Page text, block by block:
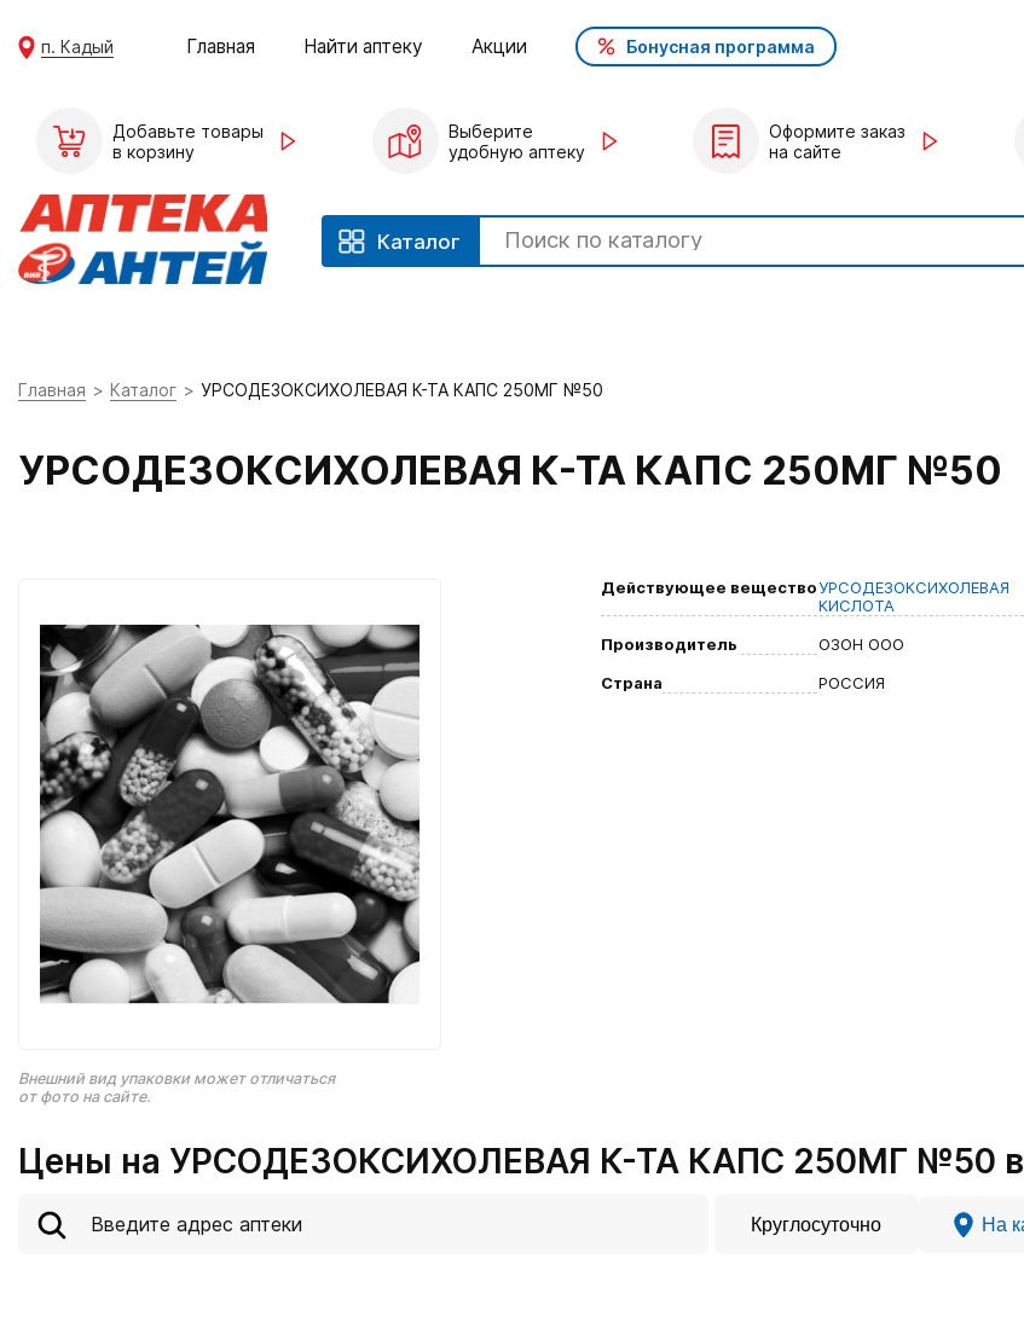
п. Кадый Главная Найти аптеку Акции Бонусная программа
Добавьте товары
в корзину
Выберите
удобную аптеку
Оформите заказ
на сайте
Каталог
Главная Каталог УРСОДЕЗОКСИХОЛЕВАЯ К-ТА КАПС 250МГ №50
УРСОДЕЗОКСИХОЛЕВАЯ К-ТА КАПС 250МГ №50
Внешний вид упаковки может отличаться
от фото на сайте.
Действующее веществоУРСОДЕЗОКСИХОЛЕВАЯ
КИСЛОТА
Производитель
ОЗОН ООО
Страна
РОССИЯ
Цены на УРСОДЕЗОКСИХОЛЕВАЯ К-ТА КАПС 250МГ №50 в
Круглосуточно На